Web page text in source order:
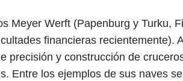
Meyer Werft (Papenburg y Turku,
financieras recientemente).
precisión y construcción de
Entre los ejemplos de sus naves